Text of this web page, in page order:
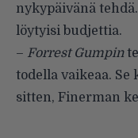
nykypäivänä
löytyisi budjettia.
– Forrest Gumpin
todella vaikeaa.
sitten, Finerman